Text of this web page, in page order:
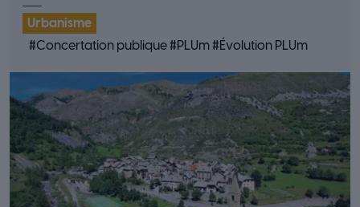
Urbanisme
#Concertation publique#PLUm#Évolution PLUm